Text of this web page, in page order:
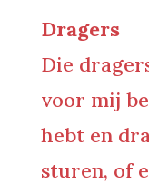
Dragers
Die
voor mij
hebt en
sturen, of